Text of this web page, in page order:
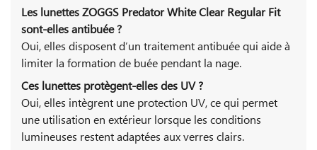
Les lunettes ZOGGS Predator White Clear Regular Fit
sont-elles antibuée ?
Oui, elles disposent d’un traitement antibuée qui aide à
limiter la formation de buée pendant la nage.
Ces lunettes protègent-elles des UV ?
Oui, elles intègrent une protection UV, ce qui permet
une utilisation en extérieur lorsque les conditions
lumineuses restent adaptées aux verres clairs.